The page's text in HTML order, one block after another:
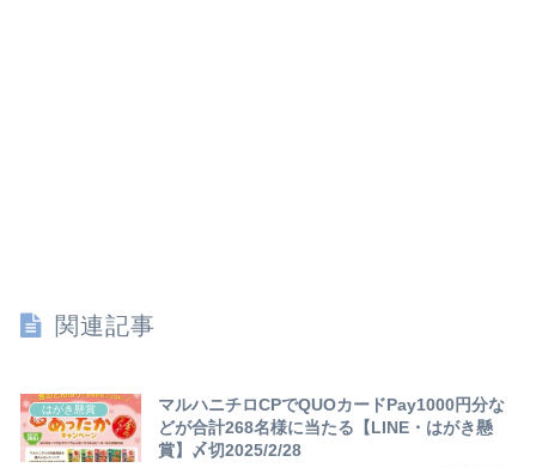
関連記事
はがき懸賞
マルハニチロCPでQUOカードPay1000円分な
どが合計268名様に当たる【LINE・はがき懸
賞】〆切2025/2/28